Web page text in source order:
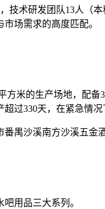
技术研发团队13人（
场需求的高度匹配。
方米的生产场地，配
过330天，在紧急情
禺沙溪南方沙溪五金
用品三大系列。